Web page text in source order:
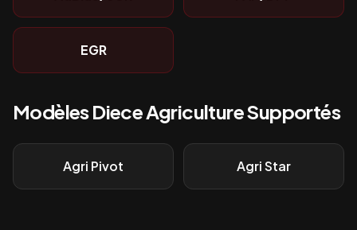
EGR
ModèlesDiece AgricultureSupportés
Agri Pivot Agri Star